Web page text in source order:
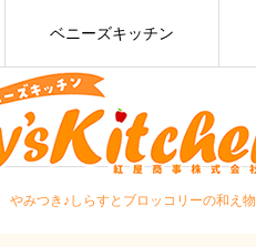
ベニーズキッチン
やみつき♪しらすとブロッコリーの和え物